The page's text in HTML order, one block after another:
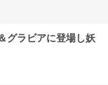
グラビアに登場し妖